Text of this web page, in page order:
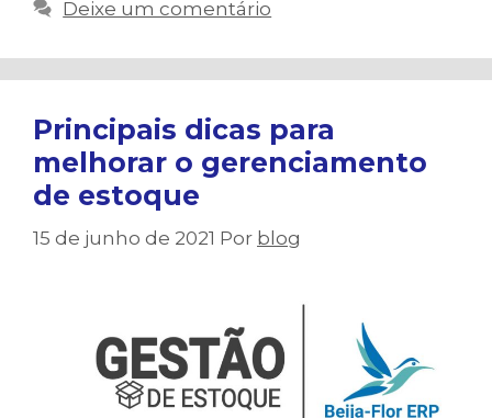
Deixe um comentário
Principais dicas para
melhorar o gerenciamento
de estoque
15 de junho de 2021 Por blog